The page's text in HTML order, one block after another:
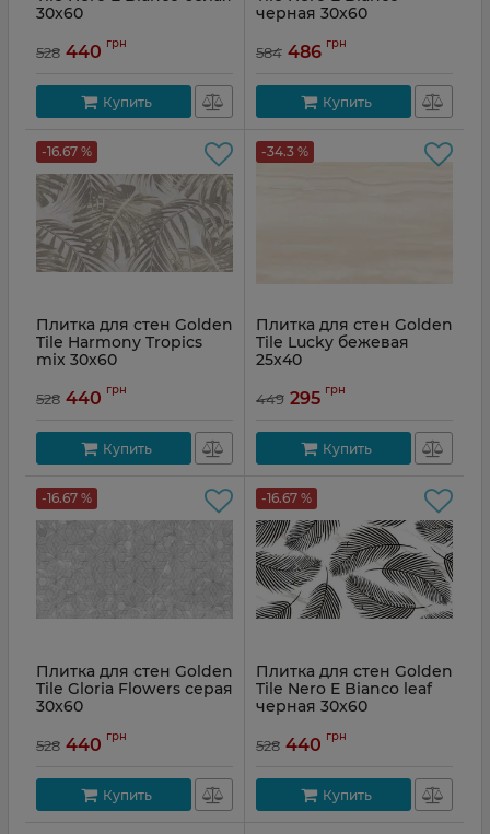
30x60
528 440 грн
Купить
черная 30x60
584 486 грн
Купить
-16.67 %
Плитка для стен Golden
Tile Harmony Tropics
mix 30x60
528 440 грн
Купить
-34.3 %
Плитка для стен Golden
Tile Lucky бежевая
25x40
449 295 грн
Купить
-16.67 %
Плитка для стен Golden
Tile Gloria Flowers серая
30x60
528 440 грн
Купить
-16.67 %
Плитка для стен Golden
Tile Nero E Bianco leaf
черная 30x60
528 440 грн
Купить